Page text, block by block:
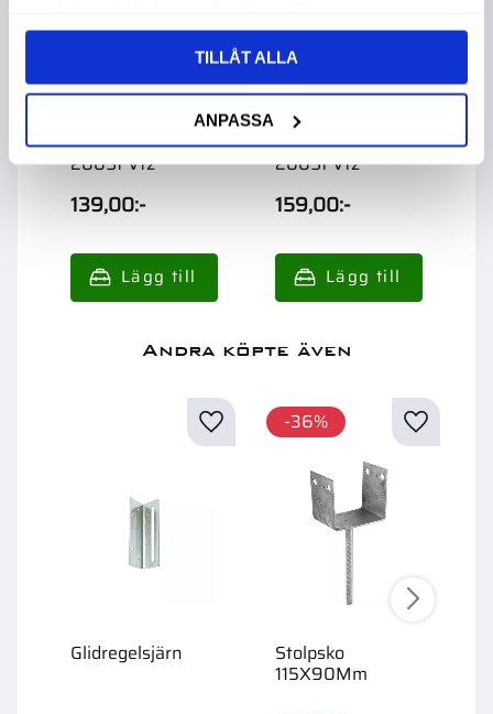
TILLÅT ALLA
ANPASSA
4,0X40Mm
200St Vfz
139,00:-
Ankarspik
4,0X50Mm
200St Vfz
159,00:-
Andra köpte även
Glidregelsjärn Stolpsko
115X90Mm
36%